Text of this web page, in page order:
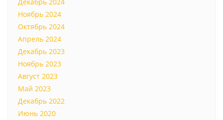
Ноябрь 2024
Октябрь 2024
Апрель 2024
Декабрь 2023
Ноябрь 2023
Август 2023
Май 2023
Декабрь 2022
Июнь 2020